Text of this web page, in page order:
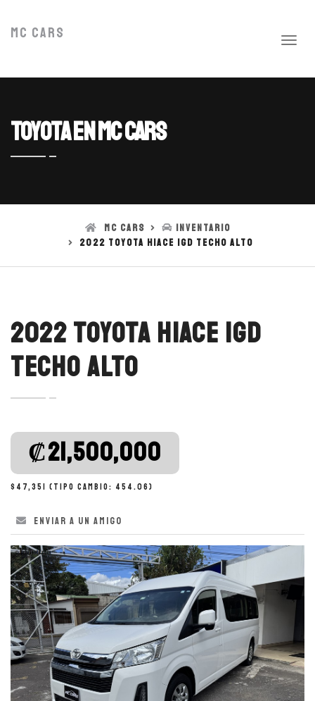
MC Cars
Toyota en MC Cars
MC Cars
Inventario
2022 Toyota Hiace 1GD TECHO ALTO
2022 TOYOTA HIACE 1GD
TECHO ALTO
‎₡21,500,000
$47,351 (Tipo cambio: 454.06)
Enviar a un amigo